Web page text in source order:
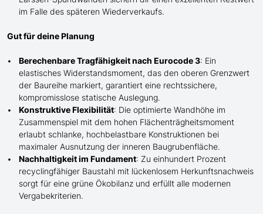
im Falle des späteren Wiederverkaufs.
Gut für deine Planung
Berechenbare Tragfähigkeit nach Eurocode 3: Ein
elastisches Widerstandsmoment, das den oberen Grenzwert
der Baureihe markiert, garantiert eine rechtssichere,
kompromisslose statische Auslegung.
Konstruktive Flexibilität: Die optimierte Wandhöhe im
Zusammenspiel mit dem hohen Flächenträgheitsmoment
erlaubt schlanke, hochbelastbare Konstruktionen bei
maximaler Ausnutzung der inneren Baugrubenfläche.
Nachhaltigkeit im Fundament: Zu einhundert Prozent
recyclingfähiger Baustahl mit lückenlosem Herkunftsnachweis
sorgt für eine grüne Ökobilanz und erfüllt alle modernen
Vergabekriterien.